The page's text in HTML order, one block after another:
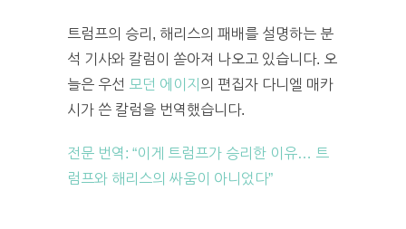
트럼프의 승리, 해리스의 패배를 설명하는 분
석 기사와 칼럼이 쏟아져 나오고 있습니다. 오
늘은 우선 모던 에이지 의 편집자 다니엘 매카
시가 쓴 칼럼을 번역했습니다.
전문 번역: “이게 트럼프가 승리한 이유… 트
럼프와 해리스의 싸움이 아니었다”